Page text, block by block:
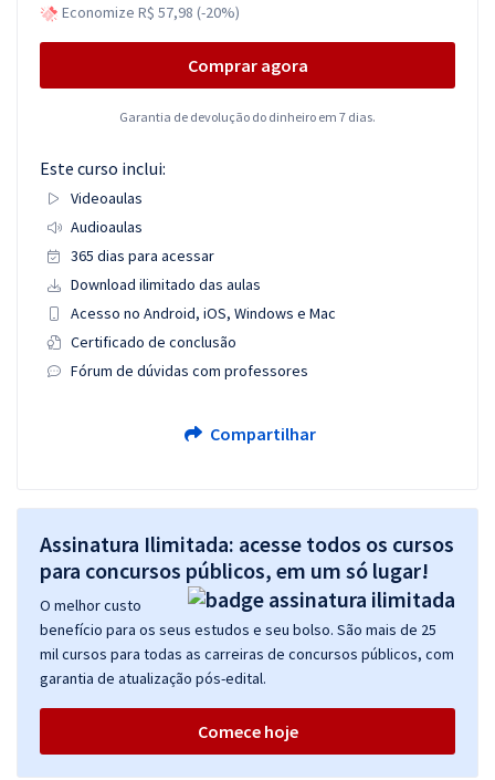
Economize R$ 57,98 (-20%)
Comprar agora
Garantia de devolução do dinheiro em 7 dias.
Este curso inclui:
Videoaulas
Audioaulas
365 dias para acessar
Download ilimitado das aulas
Acesso no Android, iOS, Windows e Mac
Certificado de conclusão
Fórum de dúvidas com professores
Compartilhar
Assinatura Ilimitada: acesse todos os cursos
para concursos públicos, em um só lugar!
O melhor custo
benefício para os seus estudos e seu bolso. São mais de 25
mil cursos para todas as carreiras de concursos públicos, com
garantia de atualização pós-edital.
Comece hoje